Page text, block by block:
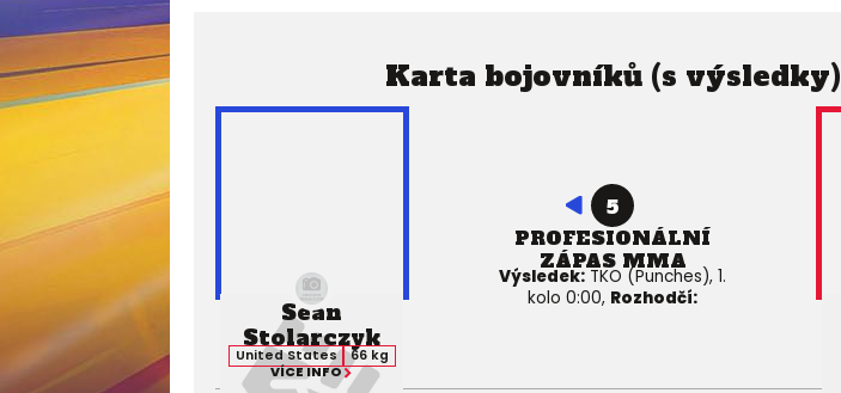
Karta bojovníků (s výsledky)
Sean
Stolarczyk
United States
66 kg
VÍCE INFO
5
PROFESIONÁLNÍ
ZÁPAS MMA
Výsledek: TKO (Punches), 1.
kolo 0:00, Rozhodčí: